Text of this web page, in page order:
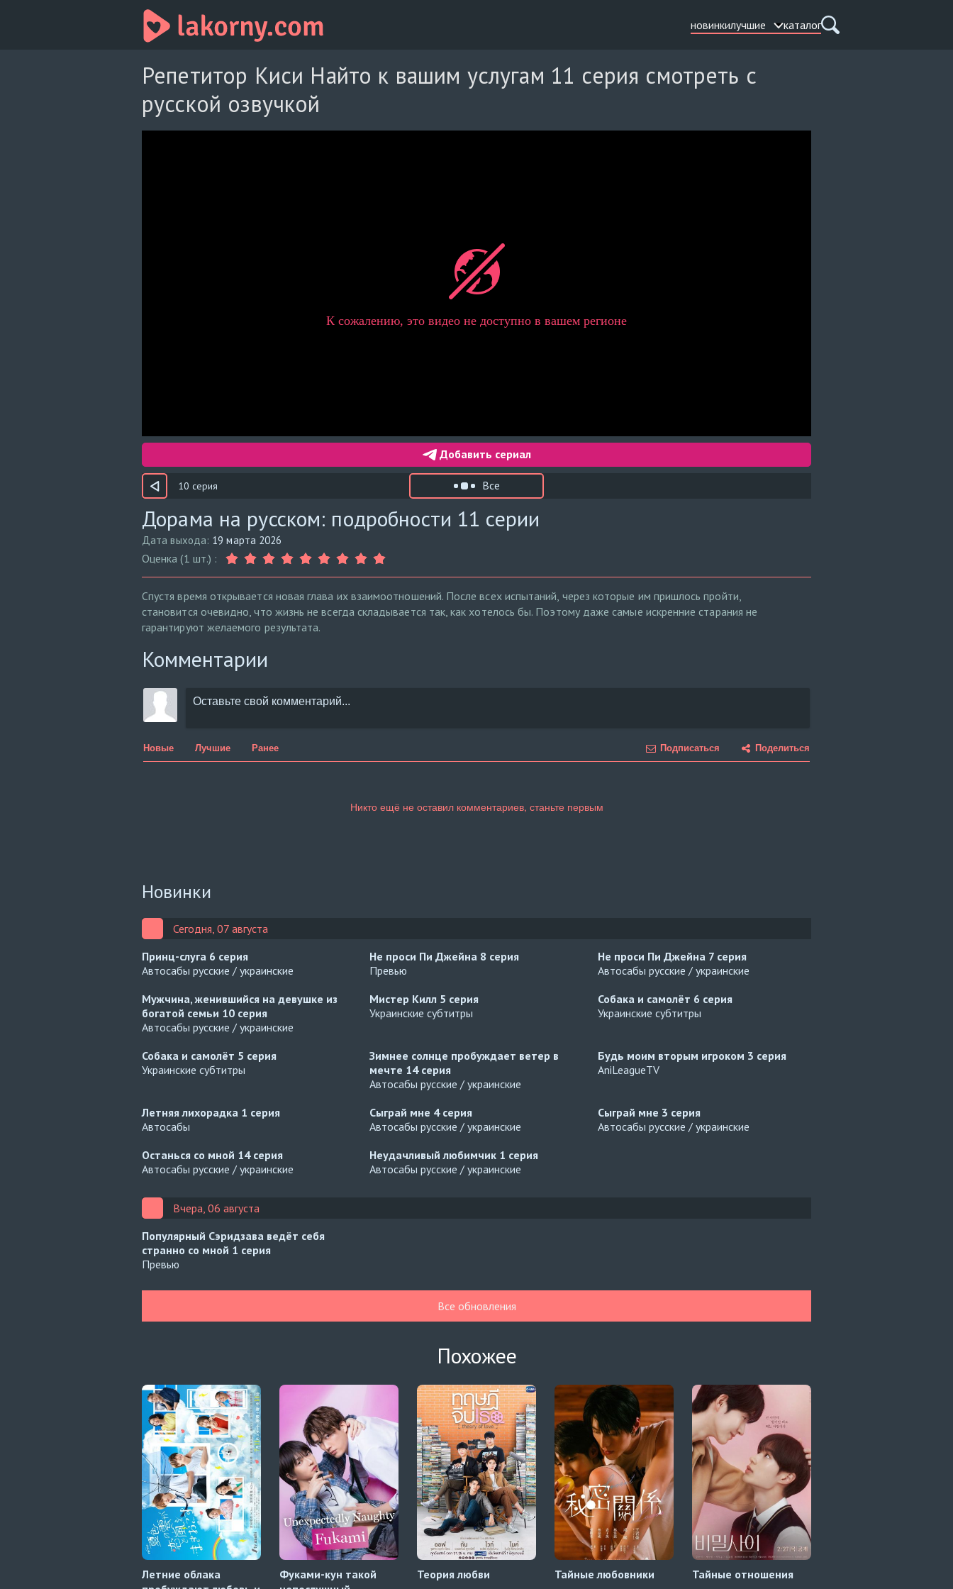
новинкилучшие каталог
Репетитор Киси Найто к вашим услугам 11 серия смотреть с
русской озвучкой
Добавить сериал
10 серия Все
Дорама на русском: подробности 11 серии
Дата выхода: 19 марта 2026
Оценка (1 шт.) :
Спустя время открывается новая глава их взаимоотношений. После всех испытаний, через которые им пришлось пройти,
становится очевидно, что жизнь не всегда складывается так, как хотелось бы. Поэтому даже самые искренние старания не
гарантируют желаемого результата.
Комментарии
Новые Лучшие Ранее Подписаться Поделиться
Новинки
Сегодня, 07 августа
Принц-слуга 6 серия
Автосабы русские / украинские
Не проси Пи Джейна 8 серия
Превью
Не проси Пи Джейна 7 серия
Автосабы русские / украинские
Мужчина, женившийся на девушке из
богатой семьи 10 серия
Автосабы русские / украинские
Мистер Килл 5 серия
Украинские субтитры
Собака и самолёт 6 серия
Украинские субтитры
Собака и самолёт 5 серия
Украинские субтитры
Зимнее солнце пробуждает ветер в
мечте 14 серия
Автосабы русские / украинские
Будь моим вторым игроком 3 серия
AniLeagueTV
Летняя лихорадка 1 серия
Автосабы
Сыграй мне 4 серия
Автосабы русские / украинские
Сыграй мне 3 серия
Автосабы русские / украинские
Останься со мной 14 серия
Автосабы русские / украинские
Неудачливый любимчик 1 серия
Автосабы русские / украинские
Вчера, 06 августа
Популярный Сэридзава ведёт себя
странно со мной 1 серия
Превью
Все обновления
Похожее
Летние облака
Фуками-кун такой
Теория любви Тайные любовники Тайные отношения